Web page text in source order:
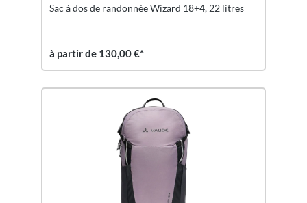
Sac à dos de randonnée Wizard 18+4, 22 litres
à partir de 130,00 €*